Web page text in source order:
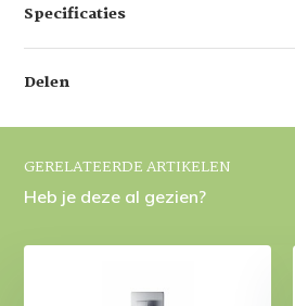
Specificaties
Delen
GERELATEERDE ARTIKELEN
Heb je deze al gezien?